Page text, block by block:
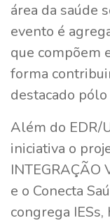
área da saúde
evento é
que compõem
forma
destacado pólo
Além do EDR/
iniciativa o
INTEGRAÇÃO
e o Conecta
congrega